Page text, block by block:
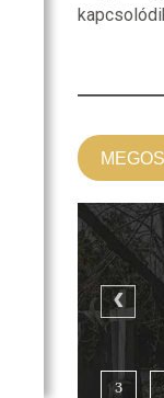
PROGRAM
3